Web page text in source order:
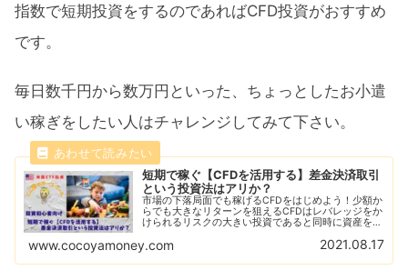
指数で短期投資をするのであればCFD投資がおすすめ
です。
毎日数千円から数万円といった、ちょっとしたお小遣
い稼ぎをしたい人はチャレンジしてみて下さい。
短期で稼ぐ【CFDを活用する】差金決済取引
という投資法はアリか？
市場の下落局面でも稼げるCFDをはじめよう！少額か
らでも大きなリターンを狙えるCFDはレバレッジをか
けられるリスクの大きい投資であると同時に資産を急
リック証券がおすすめ！デモ取引で練習しよう！
www.cocoyamoney.com 2021.08.17